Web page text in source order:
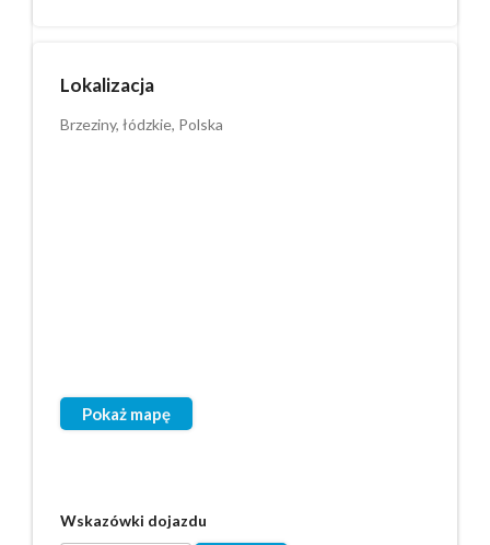
Lokalizacja
Brzeziny, łódzkie, Polska
Pokaż mapę
Wskazówki dojazdu